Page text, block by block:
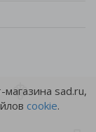
sad.ru,
cookie.